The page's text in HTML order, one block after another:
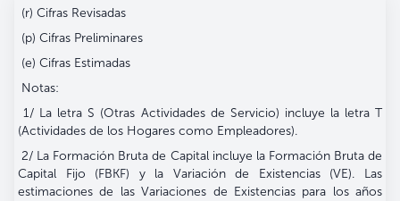
(r) Cifras Revisadas
(p) Cifras Preliminares
(e) Cifras Estimadas
Notas:
1/ La letra S (Otras Actividades de Servicio) incluye la letra T
(Actividades de los Hogares como Empleadores).
2/ La Formación Bruta de Capital incluye la Formación Bruta de
Capital Fijo (FBKF) y la Variación de Existencias (VE). Las
estimaciones de las Variaciones de Existencias para los años